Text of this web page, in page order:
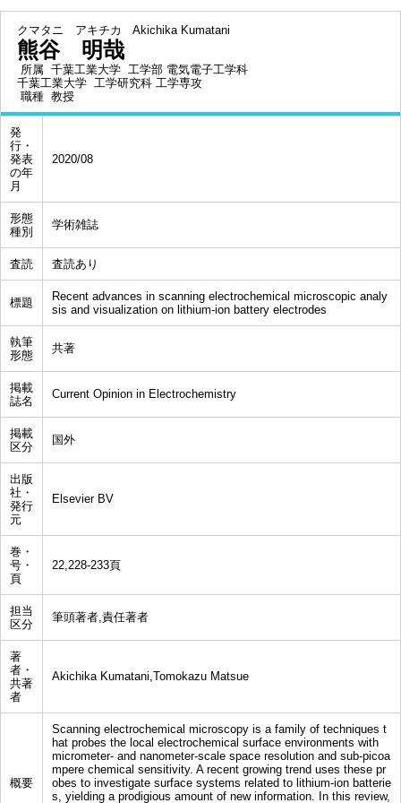
クマタニ アキチカ Akichika Kumatani
熊谷 明哉
所属 千葉工業大学 工学部 電気電子工学科
千葉工業大学 工学研究科 工学専攻
職種 教授
発
行・
発表
の年
月
2020/08
形態
種別
学術雑誌
査読 査読あり
標題
Recent advances in scanning electrochemical microscopic analy
sis and visualization on lithium-ion battery electrodes
執筆
形態
共著
掲載
誌名
Current Opinion in Electrochemistry
掲載
区分
国外
出版
社・
発行
元
Elsevier BV
巻・
号・
頁
22,228-233頁
担当
区分
筆頭著者,責任著者
著
者・
共著
者
Akichika Kumatani,Tomokazu Matsue
概要
Scanning electrochemical microscopy is a family of techniques t
hat probes the local electrochemical surface environments with
micrometer- and nanometer-scale space resolution and sub-picoa
mpere chemical sensitivity. A recent growing trend uses these pr
obes to investigate surface systems related to lithium-ion batterie
s, yielding a prodigious amount of new information. In this review,